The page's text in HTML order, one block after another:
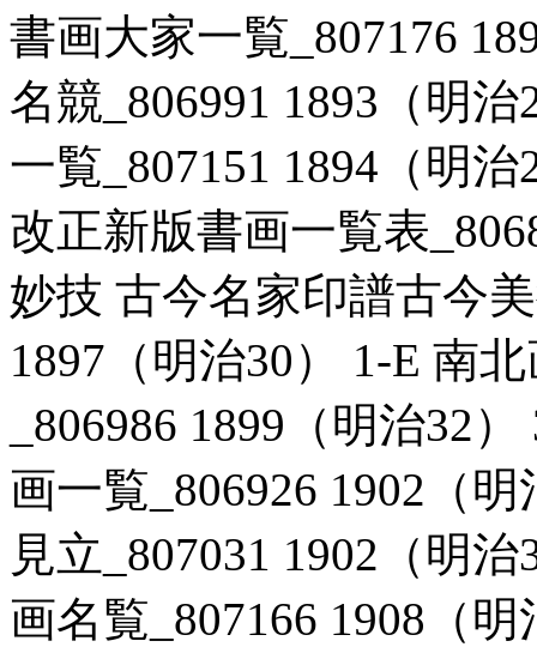
書画大家一覧_807176
名競_806991 1893（明
一覧_807151 1894（明
改正新版書画一覧表
妙技 古今名家印譜古今
1897（明治30） 1-E 南
_806986 1899（明治32
画一覧_806926 1902（
見立_807031 1902（明
画名覧_807166 1908（